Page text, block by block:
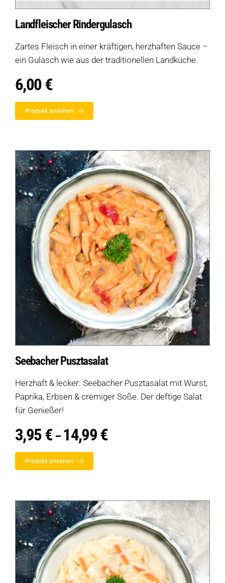
Landfleischer Rindergulasch
Zartes Fleisch in einer kräftigen, herzhaften Sauce –
ein Gulasch wie aus der traditionellen Landküche.
6,00€
Produkt ansehen
Seebacher Pusztasalat
Herzhaft & lecker: Seebacher Pusztasalat mit Wurst,
Paprika, Erbsen & cremiger Soße. Der deftige Salat
für Genießer!
3,95€ – 14,99€Preisspanne:
3,95 €
Produkt ansehen